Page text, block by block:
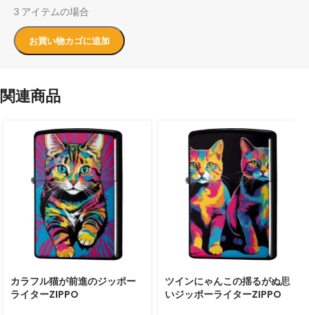
3 アイテムの場合
お買い物カゴに追加
関連商品
カラフル猫が前進のジッポー
ライターZIPPO
ツインにゃんこの揺るがぬ思
いジッポーライターZIPPO